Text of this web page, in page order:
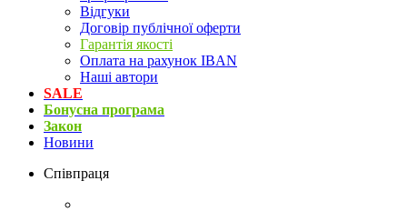
Відгуки
Договір публічної оферти
Гарантія якості
Оплата на рахунок IBAN
Наші автори
SALE
Бонусна програма
Закон
Новини
Співпраця